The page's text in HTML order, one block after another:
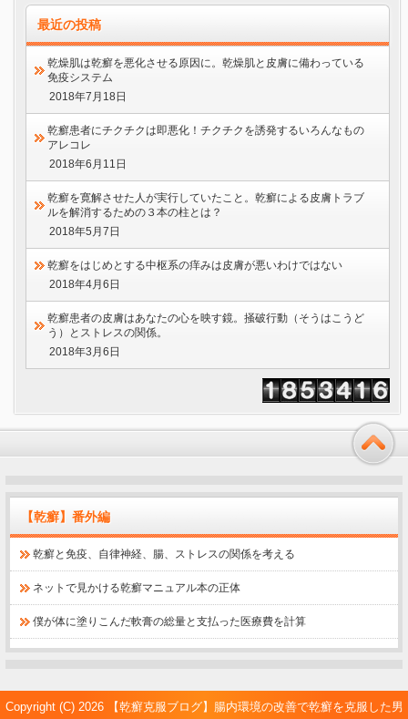
最近の投稿
乾燥肌は乾癬を悪化させる原因に。乾燥肌と皮膚に備わっている
免疫システム
2018年7月18日
乾癬患者にチクチクは即悪化！チクチクを誘発するいろんなもの
アレコレ
2018年6月11日
乾癬を寛解させた人が実行していたこと。乾癬による皮膚トラブ
ルを解消するための３本の柱とは？
2018年5月7日
乾癬をはじめとする中枢系の痒みは皮膚が悪いわけではない
2018年4月6日
乾癬患者の皮膚はあなたの心を映す鏡。掻破行動（そうはこうど
う）とストレスの関係。
2018年3月6日
【乾癬】番外編
乾癬と免疫、自律神経、腸、ストレスの関係を考える
ネットで見かける乾癬マニュアル本の正体
僕が体に塗りこんだ軟膏の総量と支払った医療費を計算
Copyright (C) 2026 【乾癬克服ブログ】腸内環境の改善で乾癬を克服した男